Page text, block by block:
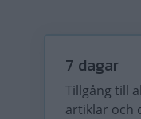
7 dagar
Tillgång till
artiklar och